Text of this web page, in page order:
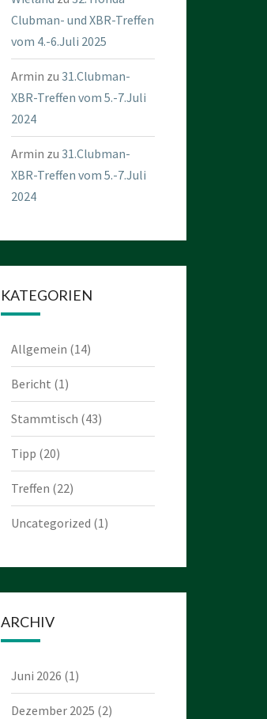
Clubman- und XBR-Treffen
vom 4.-6.Juli 2025
Armin zu 31.Clubman-
XBR-Treffen vom 5.-7.Juli
2024
Armin zu 31.Clubman-
XBR-Treffen vom 5.-7.Juli
2024
KATEGORIEN
Allgemein (14)
Bericht (1)
Stammtisch (43)
Tipp (20)
Treffen (22)
Uncategorized (1)
ARCHIV
Juni 2026 (1)
Dezember 2025 (2)